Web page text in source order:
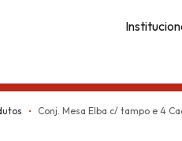
Conj. Mesa Elba c/ tampo e 4